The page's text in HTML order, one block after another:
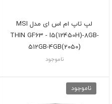
لپ تاپ ام اس ای مدل MSI
THIN GF63 - I5(12450H)-8GB-
512GB-4GB(2050)
ناموجود
ناموجود